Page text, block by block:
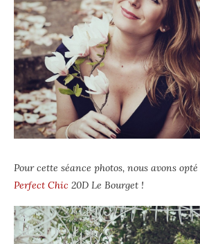
Pour cette séance photos, nous avons opté
Perfect Chic 20D Le Bourget !